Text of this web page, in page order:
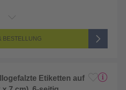
und Rückseite bedruckt)
(vollfarbig bedruckt)
BESTELLUNG
Etiketten auf